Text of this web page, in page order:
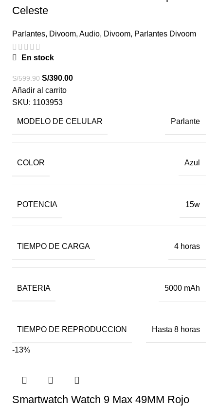
Celeste
Parlantes, Divoom, Audio, Divoom, Parlantes Divoom
En stock
S/599.90 S/390.00
Añadir al carrito
SKU: 1103953
MODELO DE CELULAR Parlante
COLOR Azul
POTENCIA 15w
TIEMPO DE CARGA 4 horas
BATERIA 5000 mAh
TIEMPO DE REPRODUCCION Hasta 8 horas
-13%
Smartwatch Watch 9 Max 49MM Rojo